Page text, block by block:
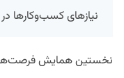
نیازهای کسب‌وکارها